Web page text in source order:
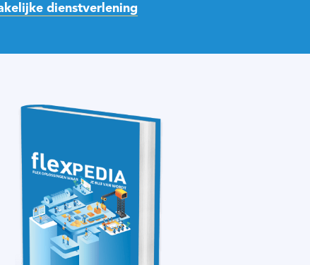
dienstverlening